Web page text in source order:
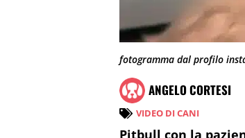
fotogramma dal profilo
ANGELO CORTESI
VIDEO DI CANI
Pitbull con la